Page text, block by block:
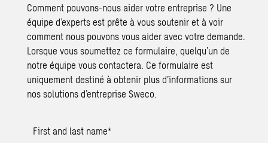
Comment pouvons-nous aider votre entreprise ? Une
équipe d’experts est prête à vous soutenir et à voir
comment nous pouvons vous aider avec votre demande.
Lorsque vous soumettez ce formulaire, quelqu’un de
notre équipe vous contactera. Ce formulaire est
uniquement destiné à obtenir plus d’informations sur
nos solutions d’entreprise Sweco.
First and last name*